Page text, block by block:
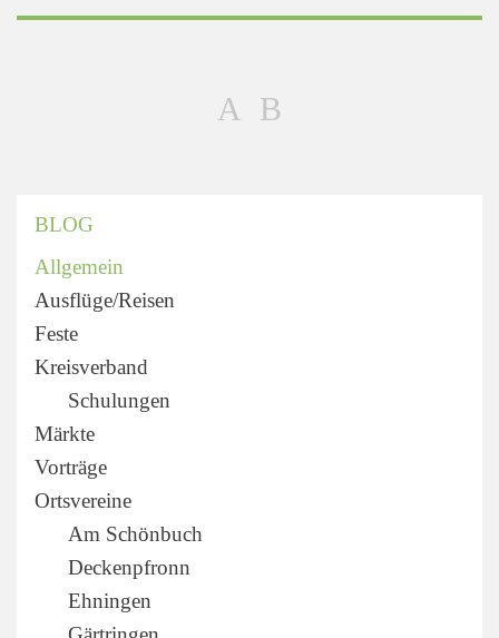
BLOG
Allgemein
Ausflüge/Reisen
Feste
Kreisverband
Schulungen
Märkte
Vorträge
Ortsvereine
Am Schönbuch
Deckenpfronn
Ehningen